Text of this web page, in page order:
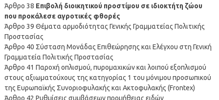
Άρθρο 38 Επιβολή διοικητικού προστίμου σε ιδιοκτήτη ζώου
που προκάλεσε αγροτικές φθορές
Άρθρο 39 Θέματα αρμοδιότητας Γενικής Γραμματείας Πολιτικής
Προστασίας
Άρθρο 40 Σύσταση Μονάδας Επιθεώρησης και Ελέγχου στη Γενική
Γραμματεία Πολιτικής Προστασίας
Άρθρο 41 Παροχή οπλισμού, πυρομαχικών και λοιπού εξοπλισμού
στους αξιωματούχους της κατηγορίας 1 του μόνιμου προσωπικού
της Ευρωπαϊκής Συνοριοφυλακής και Ακτοφυλακής (Frontex)
Άρθρο 42 Ρυθμίσεις συμβάσεων προμήθειας ειδών